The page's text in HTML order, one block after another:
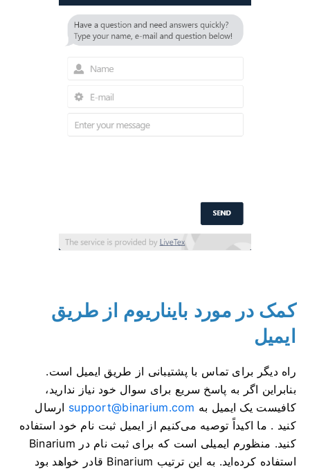
کمک در مورد بایناریوم از طریق
ایمیل
راه دیگر برای تماس با پشتیبانی از طریق ایمیل است.
بنابراین اگر به پاسخ سریع برای سوال خود نیاز ندارید،
کافیست یک ایمیل به support@binarium.com ارسال
کنید . ما اکیداً توصیه می‌کنیم از ایمیل ثبت نام خود استفاده
کنید. منظورم ایمیلی است که برای ثبت نام در Binarium
استفاده کرده‌اید. به این ترتیب Binarium قادر خواهد بود